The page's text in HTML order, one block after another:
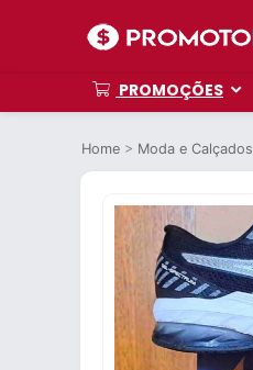
PROMOÇÕES
Home > Moda e Calçados